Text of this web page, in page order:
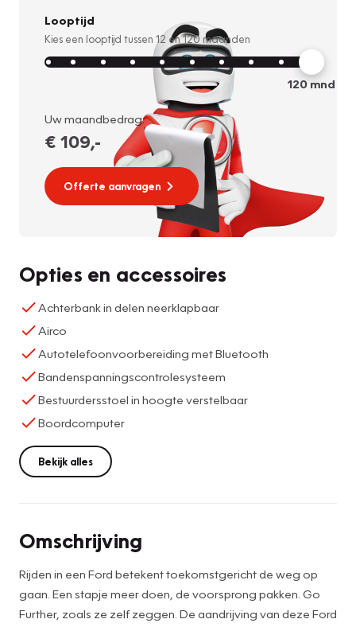
Looptijd
Kies een looptijd tussen 12 en120 maanden
120mnd
Uw maandbedrag:
€ 109,-
Offerte aanvragen
Opties en accessoires
Achterbank in delen neerklapbaar
Airco
Autotelefoonvoorbereiding met Bluetooth
Bandenspanningscontrolesysteem
Bestuurdersstoel in hoogte verstelbaar
Boordcomputer
Bekijk alles
Omschrijving
Rijden in een Ford betekent toekomstgericht de weg op
gaan. Een stapje meer doen, de voorsprong pakken. Go
Further, zoals ze zelf zeggen. De aandrijving van deze Ford